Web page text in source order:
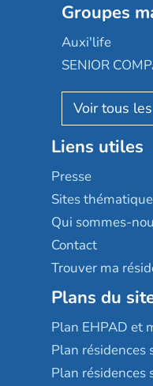
Les jardins
Occitalia
Appartseniors
Reseda
Stella
Les villages d'or
Sérénys
Résidences
Groupe SOS
Le Noble Âge
Almage
Résidalya
Groupe aplus
Groupes
Auxi'life
SENIOR
AGE D'OR
Liens utiles
Presse
Sites
Qui sommes-
Contact
Trouver ma
Plans du
Plan EHPAD et
Plan résidences
Plan résidences